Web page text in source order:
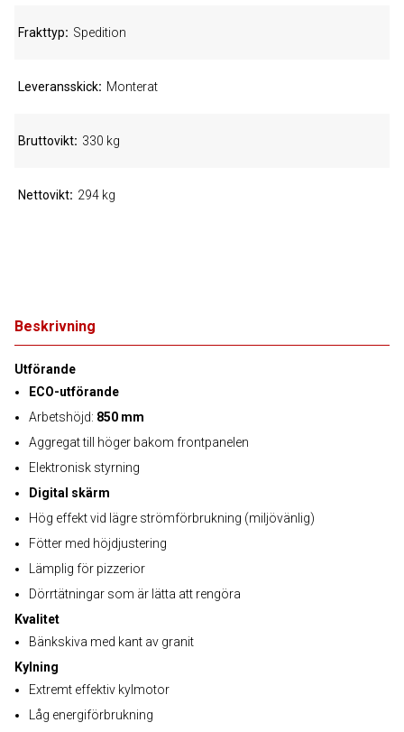
Beskrivning
Utförande
ECO-utförande
Arbetshöjd: 850 mm
Aggregat till höger bakom frontpanelen
Elektronisk styrning
Digital skärm
Hög effekt vid lägre strömförbrukning (miljövänlig)
Fötter med höjdjustering
Lämplig för pizzerior
Dörrtätningar som är lätta att rengöra
Kvalitet
Bänkskiva med kant av granit
Kylning
Extremt effektiv kylmotor
Låg energiförbrukning
Frakttyp Spedition
Leveransskick Monterat
Bruttovikt 330 kg
Nettovikt 294 kg